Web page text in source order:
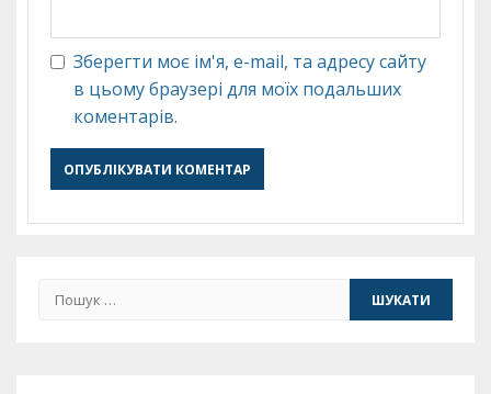
Зберегти моє ім'я, e-mail, та адресу сайту
в цьому браузері для моїх подальших
коментарів.
Пошук: